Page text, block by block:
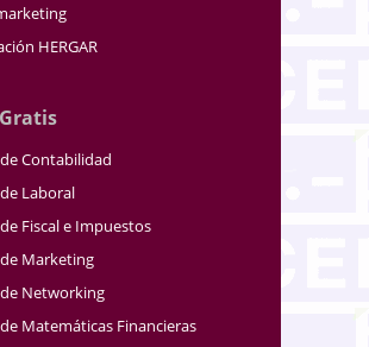
HERGAR
Contabilidad
Laboral
Fiscal e Impuestos
Marketing
Networking
Matemáticas Financieras